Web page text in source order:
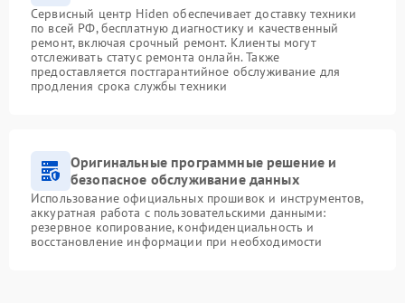
Сервисный центр Hiden обеспечивает доставку техники
по всей РФ, бесплатную диагностику и качественный
ремонт, включая срочный ремонт. Клиенты могут
отслеживать статус ремонта онлайн. Также
предоставляется постгарантийное обслуживание для
продления срока службы техники
Оригинальные программные решение и
безопасное обслуживание данных
Использование официальных прошивок и инструментов,
аккуратная работа с пользовательскими данными:
резервное копирование, конфиденциальность и
восстановление информации при необходимости